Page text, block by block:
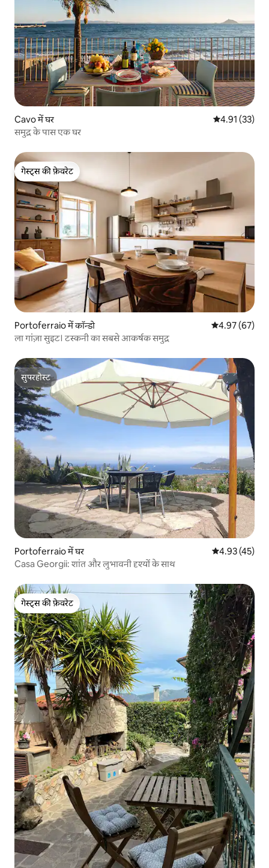
Cavo में घर औसत रेटिंग 5 में
4.91 (33)
समुद्र के पास एक घर
गेस्ट्स की फ़ेवरेट
गेस्ट्स की फ़ेवरेट
Portoferraio में कॉन्डो औसत रेटिंग 5 में
4.97 (67)
ला गांज़ा सुइट। टस्कनी का सबसे आकर्षक समुद्र
सुपरहोस्ट
सुपरहोस्ट
Portoferraio में घर औसत रेटिंग 5 में
4.93 (45)
Casa Georgii: शांत और लुभावनी दृश्यों के साथ
गेस्ट्स की फ़ेवरेट
गेस्ट्स की फ़ेवरेट